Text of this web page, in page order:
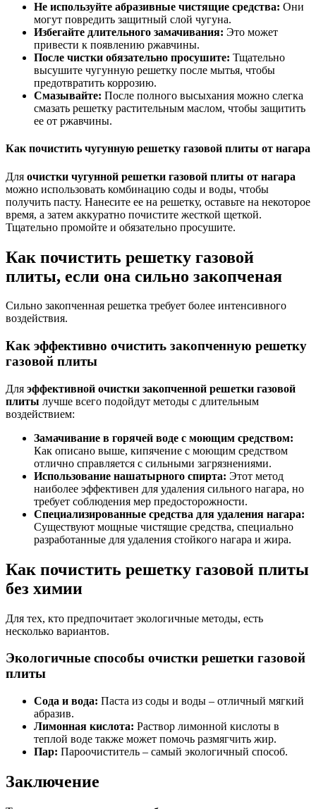
Не используйте абразивные чистящие средства: Они
могут повредить защитный слой чугуна.
Избегайте длительного замачивания: Это может
привести к появлению ржавчины.
После чистки обязательно просушите: Тщательно
высушите чугунную решетку после мытья, чтобы
предотвратить коррозию.
Смазывайте: После полного высыхания можно слегка
смазать решетку растительным маслом, чтобы защитить
ее от ржавчины.
Как почистить чугунную решетку газовой плиты от нагара
Для очистки чугунной решетки газовой плиты от нагара
можно использовать комбинацию соды и воды, чтобы
получить пасту. Нанесите ее на решетку, оставьте на некоторое
время, а затем аккуратно почистите жесткой щеткой.
Тщательно промойте и обязательно просушите.
Как почистить решетку газовой
плиты, если она сильно закопченая
Сильно закопченная решетка требует более интенсивного
воздействия.
Как эффективно очистить закопченную решетку
газовой плиты
Для эффективной очистки закопченной решетки газовой
плиты лучше всего подойдут методы с длительным
воздействием:
Замачивание в горячей воде с моющим средством:
Как описано выше, кипячение с моющим средством
отлично справляется с сильными загрязнениями.
Использование нашатырного спирта: Этот метод
наиболее эффективен для удаления сильного нагара, но
требует соблюдения мер предосторожности.
Специализированные средства для удаления нагара:
Существуют мощные чистящие средства, специально
разработанные для удаления стойкого нагара и жира.
Как почистить решетку газовой плиты
без химии
Для тех, кто предпочитает экологичные методы, есть
несколько вариантов.
Экологичные способы очистки решетки газовой
плиты
Сода и вода: Паста из соды и воды – отличный мягкий
абразив.
Лимонная кислота: Раствор лимонной кислоты в
теплой воде также может помочь размягчить жир.
Пар: Пароочиститель – самый экологичный способ.
Заключение